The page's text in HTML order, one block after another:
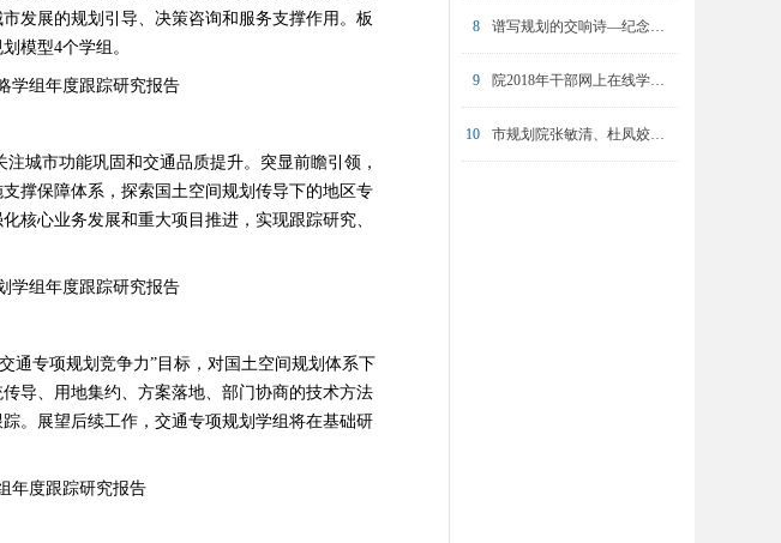
发展的规划引导、决策咨询和服务支撑作用。板
模型4个学组。
学组年度跟踪研究报告
城市功能巩固和交通品质提升。突显前瞻引领，
撑保障体系，探索国土空间规划传导下的地区专
核心业务发展和重大项目推进，实现跟踪研究、
学组年度跟踪研究报告
通专项规划竞争力”目标，对国土空间规划体系下
导、用地集约、方案落地、部门协商的技术方法
。展望后续工作，交通专项规划学组将在基础研
年度跟踪研究报告
8 谱写规划的交响诗—纪念陈友华同志
9 院2018年干部网上在线学习操作培训举办
10 市规划院张敏清、杜凤姣入选2023年东方英才计划青年项目